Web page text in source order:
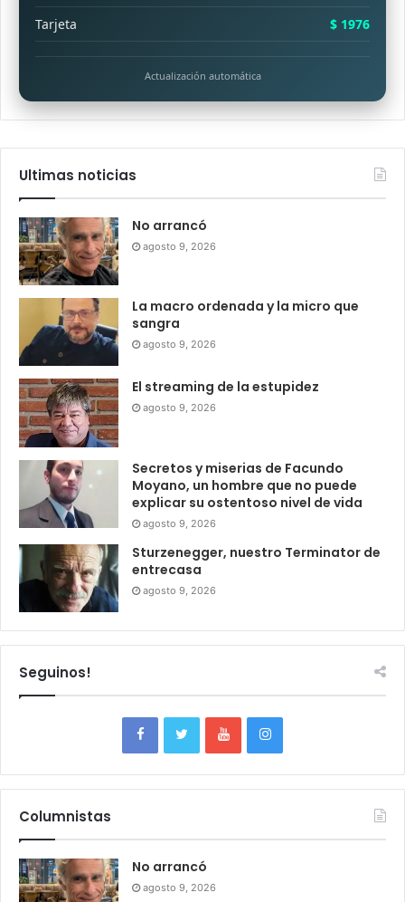
Tarjeta $ 1976
Actualización automática
Ultimas noticias
No arrancó
agosto 9, 2026
La macro ordenada y la micro que
sangra
agosto 9, 2026
El streaming de la estupidez
agosto 9, 2026
Secretos y miserias de Facundo
Moyano, un hombre que no puede
explicar su ostentoso nivel de vida
agosto 9, 2026
Sturzenegger, nuestro Terminator de
entrecasa
agosto 9, 2026
Seguinos!
Columnistas
No arrancó
agosto 9, 2026